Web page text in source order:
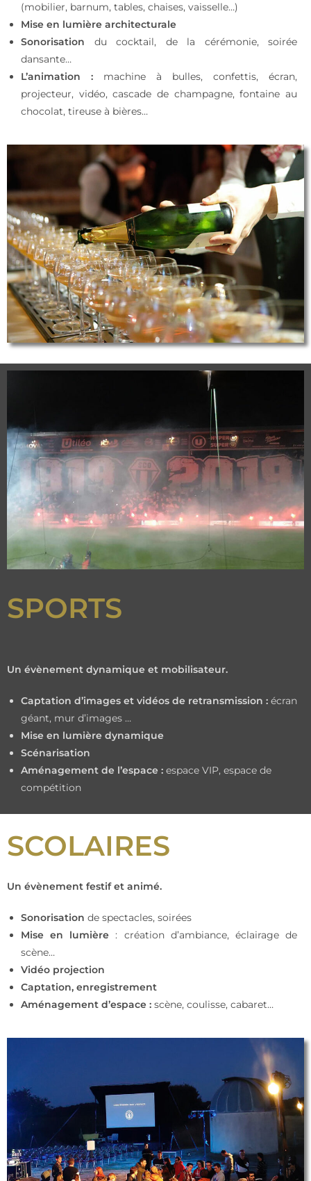
(mobilier, barnum, tables, chaises, vaisselle…)
Mise en lumière architecturale
Sonorisation du cocktail, de la cérémonie, soirée
dansante…
L’animation : machine à bulles, confettis, écran,
projecteur, vidéo, cascade de champagne, fontaine au
chocolat, tireuse à bières…
SPORTS
Un évènement dynamique et mobilisateur.
Captation d’images et vidéos de retransmission : écran
géant, mur d’images …
Mise en lumière dynamique
Scénarisation
Aménagement de l’espace : espace VIP, espace de
compétition
SCOLAIRES
Un évènement festif et animé.
Sonorisation de spectacles, soirées
Mise en lumière: création d’ambiance, éclairage de
scène…
Vidéo projection
Captation, enregistrement
Aménagement d’espace : scène, coulisse, cabaret…